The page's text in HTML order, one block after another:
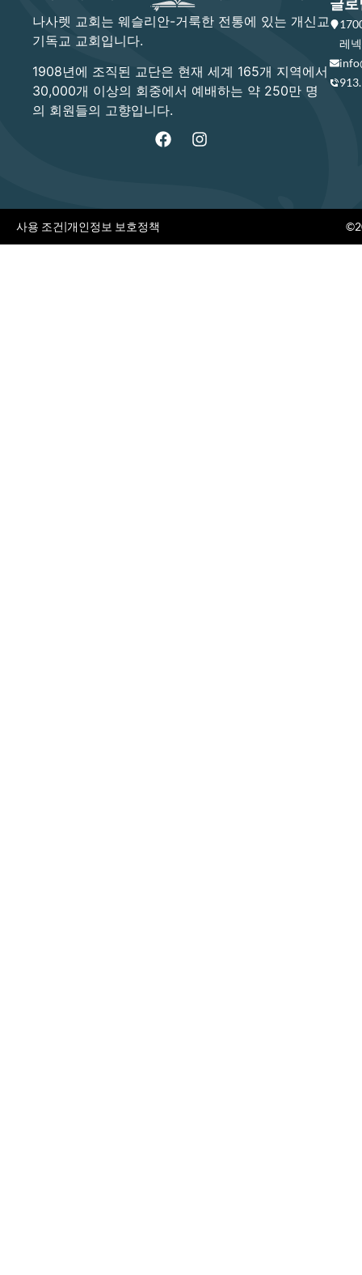
나사렛 교회는 웨슬리안-거룩한 전통에 있는 개신교
기독교 교회입니다.
1908년에 조직된 교단은 현재 세계 165개 지역에서
30,000개 이상의 회중에서 예배하는 약 250만 명
의 회원들의 고향입니다.
레
사용 조건|개인정보 보호정책